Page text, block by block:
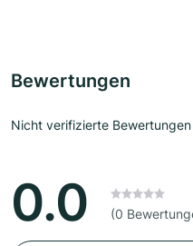
Bewertungen
Nicht verifizierte Bewertungen
0.0 (0